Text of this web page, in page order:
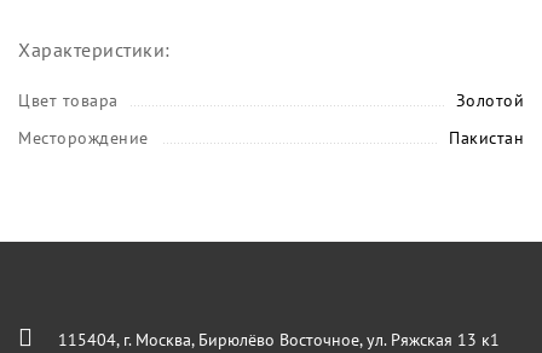
Характеристики:
Цвет товара
Золотой
Месторождение
Пакистан
115404, г. Москва, Бирюлёво Восточное, ул. Ряжская 13 к1